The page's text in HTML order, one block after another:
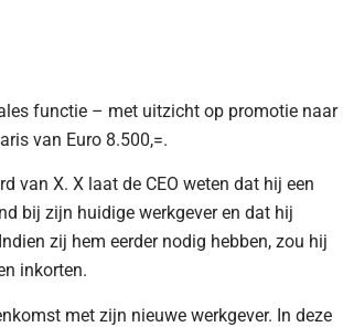
functie – met uitzicht op promotie naar
van Euro 8.500,=.
van X. X laat de CEO weten dat hij een
bij zijn huidige werkgever en dat hij
zij hem eerder nodig hebben, zou hij
inkorten.
met zijn nieuwe werkgever. In deze